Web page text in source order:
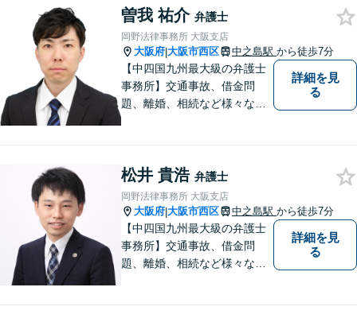
い！
曽我 祐介 弁護士
岡野法律事務所 大阪支店
大阪府|大阪市西区 中之島駅 から徒歩7分
【中四国九州最大級の弁護士
事務所】交通事故、借金問
題、離婚、相続など様々な問
い！
詳細を見
る
松井 貴浩 弁護士
岡野法律事務所 大阪支店
大阪府|大阪市西区 中之島駅 から徒歩7分
【中四国九州最大級の弁護士
事務所】交通事故、借金問
題、離婚、相続など様々な問
詳細を見
る